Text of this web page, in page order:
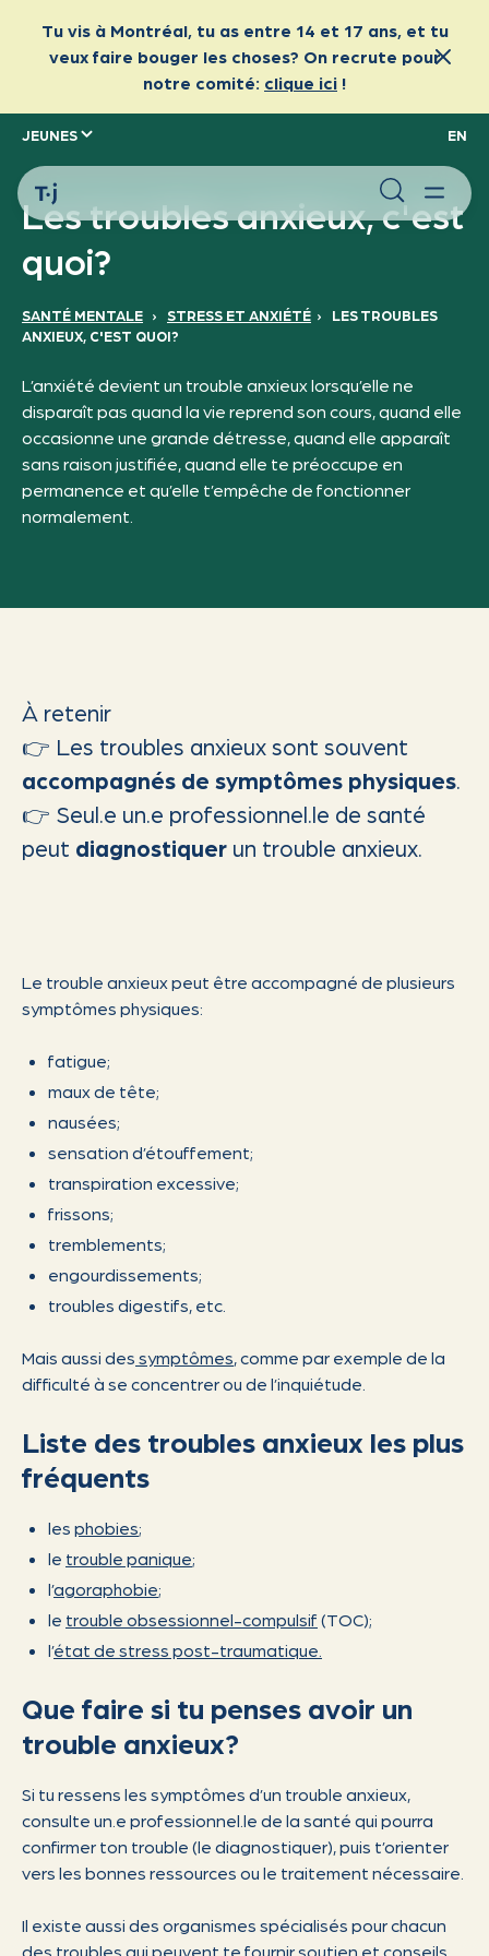
JEUNES EN
Les troubles anxieux, c'est
quoi?
SANTÉ MENTALE › STRESS ET ANXIÉTÉ › LES TROUBLES
ANXIEUX, C'EST QUOI?
L’anxiété devient un trouble anxieux lorsqu’elle ne
disparaît pas quand la vie reprend son cours, quand elle
occasionne une grande détresse, quand elle apparaît
sans raison justifiée, quand elle te préoccupe en
permanence et qu’elle t’empêche de fonctionner
normalement.
À retenir
👉 Les troubles anxieux sont souvent
accompagnés de symptômes physiques.
👉 Seul.e un.e professionnel.le de santé
peut diagnostiquer un trouble anxieux.
Le trouble anxieux peut être accompagné de plusieurs
symptômes physiques:
fatigue;
maux de tête;
nausées;
sensation d’étouffement;
transpiration excessive;
frissons;
tremblements;
engourdissements;
troubles digestifs, etc.
Mais aussi des symptômes, comme par exemple de la
difficulté à se concentrer ou de l’inquiétude.
Liste des troubles anxieux les plus
fréquents
les phobies;
le trouble panique;
l’agoraphobie;
le trouble obsessionnel-compulsif (TOC);
l’état de stress post-traumatique
Que faire si tu penses avoir un
trouble anxieux?
Si tu ressens les symptômes d’un trouble anxieux,
consulte un.e professionnel.le de la santé qui pourra
confirmer ton trouble (le diagnostiquer), puis t’orienter
vers les bonnes ressources ou le traitement nécessaire.
Il existe aussi des organismes spécialisés pour chacun
des troubles qui peuvent te fournir soutien et conseils